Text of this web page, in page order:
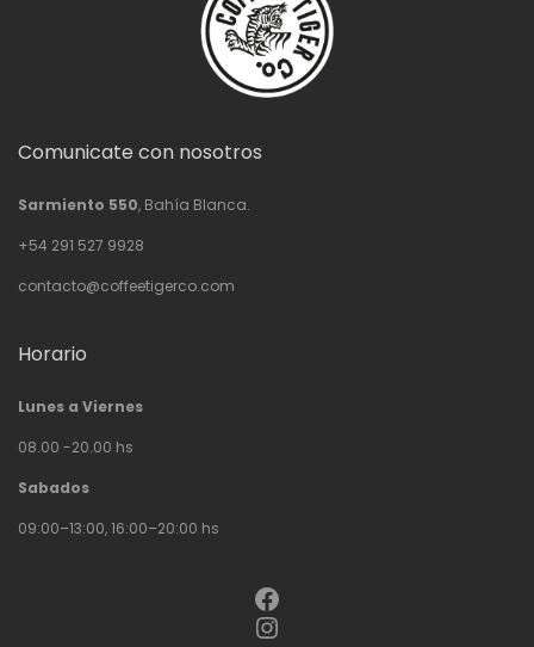
Comunicate con nosotros
Sarmiento 550, Bahía Blanca.
+54 291 527 9928
contacto@coffeetigerco.com
Horario
Lunes a Viernes
08.00 -20.00 hs
Sabados
09:00–13:00, 16:00–20:00 hs
Facebook
Instagram